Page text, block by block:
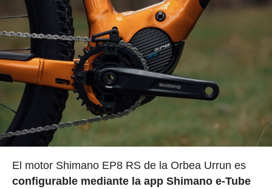
El motor Shimano EP8 RS de la Orbea Urrun es
configurable mediante la app Shimano e-Tube